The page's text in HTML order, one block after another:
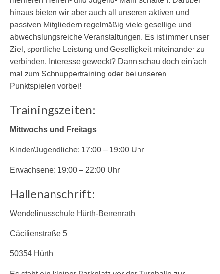
Download
Kontakt
Impressum
mehreren Herren- und Jugend- Mannschaften. Darüber
hinaus bieten wir aber auch all unseren aktiven und
passiven Mitgliedern regelmäßig viele gesellige und
abwechslungsreiche Veranstaltungen. Es ist immer unser
Ziel, sportliche Leistung und Geselligkeit miteinander zu
verbinden. Interesse geweckt? Dann schau doch einfach
mal zum Schnuppertraining oder bei unseren
Punktspielen vorbei!
Trainingszeiten:
Mittwochs und Freitags
Kinder/Jugendliche: 17:00 – 19:00 Uhr
Erwachsene: 19:00 – 22:00 Uhr
Hallenanschrift:
Wendelinusschule Hürth-Berrenrath
Cäcilienstraße 5
50354 Hürth